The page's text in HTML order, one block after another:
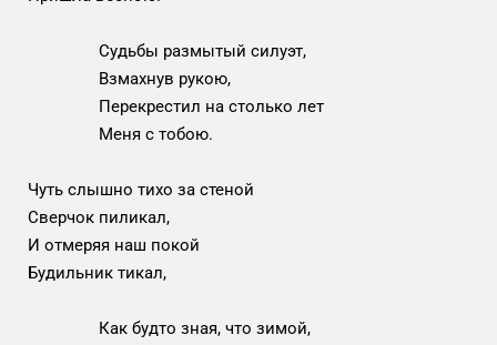
Судьбы размытый силуэт,
Взмахнув рукою,
Перекрестил на столько лет
Меня с тобою.
Чуть слышно тихо за стеной
Сверчок пиликал,
И отмеряя наш покой
Будильник тикал,
Как будто зная, что зимой,